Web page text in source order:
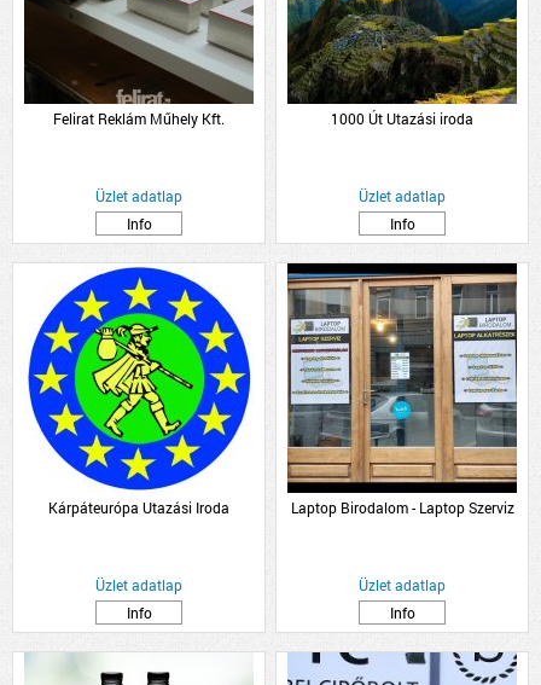
Felirat Reklám Műhely Kft.
Üzlet adatlap
Info
1000 Út Utazási iroda
Üzlet adatlap
Info
Kárpáteurópa Utazási Iroda
Üzlet adatlap
Info
Laptop Birodalom - Laptop Szerviz
Üzlet adatlap
Info